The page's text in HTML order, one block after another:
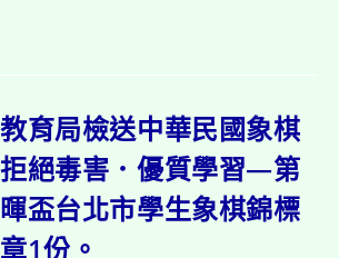
育局檢送中華民國象棋
絕毒害．優質學習—第
盃台北市學生象棋錦標
1份。